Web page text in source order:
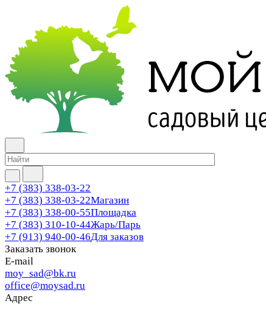
+7 (383) 338-03-22
+7 (383) 338-03-22Магазин
+7 (383) 338-00-55Площадка
+7 (383) 310-10-44Жарь/Парь
+7 (913) 940-00-46Для заказов
Заказать звонок
E-mail
moy_sad@bk.ru
office@moysad.ru
Адрес